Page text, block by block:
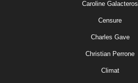
Caroline Galacteros
Censure
Charles Gave
Christian Perrone
Climat